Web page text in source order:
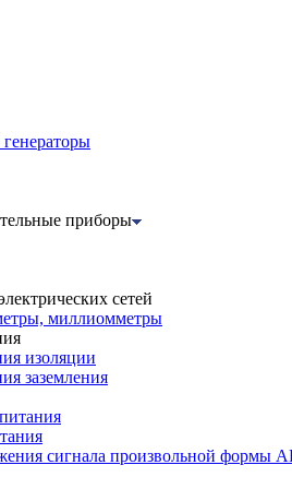
приборы
сетей
миллиомметры
изоляции
заземления
сигнала произвольной формы